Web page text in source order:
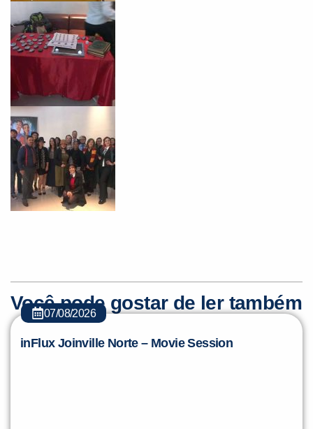
Você pode gostar de ler também
07/08/2026
inFlux Joinville Norte – Movie Session